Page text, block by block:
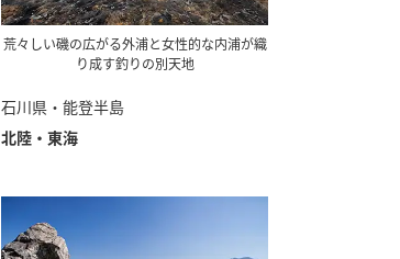
荒々しい磯の広がる外浦と女性的な内浦が織
り成す釣りの別天地
石川県・能登半島
北陸・東海